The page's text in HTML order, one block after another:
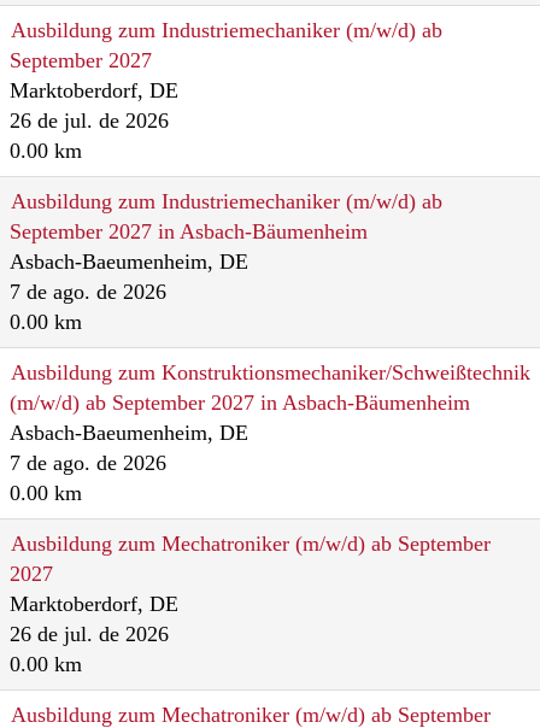
Ausbildung zum Industriemechaniker (m/w/d) ab
September 2027
Marktoberdorf, DE
26 de jul. de 2026
0.00 km
Ausbildung zum Industriemechaniker (m/w/d) ab
September 2027 in Asbach-Bäumenheim
Asbach-Baeumenheim, DE
7 de ago. de 2026
0.00 km
Ausbildung zum Konstruktionsmechaniker/Schweißtechnik
(m/w/d) ab September 2027 in Asbach-Bäumenheim
Asbach-Baeumenheim, DE
7 de ago. de 2026
0.00 km
Ausbildung zum Mechatroniker (m/w/d) ab September
2027
Marktoberdorf, DE
26 de jul. de 2026
0.00 km
Ausbildung zum Mechatroniker (m/w/d) ab September